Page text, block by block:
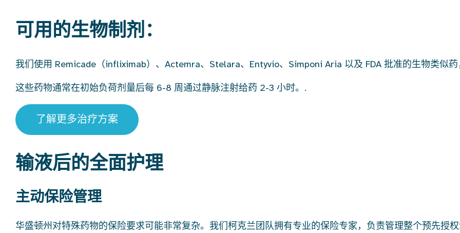
可用的生物制剂：
我们使用 Remicade（infliximab）、Actemra、Stelara、Entyvio、Simponi Aria 以及 FDA 批准的生物类似
这些药物通常在初始负荷剂量后每 6-8 周通过静脉注射给药 2-3 小时。.
了解更多治疗方案
输液后的全面护理
主动保险管理
华盛顿州对特殊药物的保险要求可能非常复杂。我们柯克兰团队拥有专业的保险专家，负责管理整个预先授